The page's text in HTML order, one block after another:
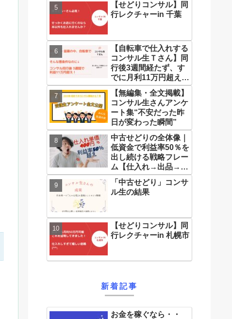
【せどりコンサル】同
行レクチャーin 千葉
【自転車で仕入れする
コンサル生Ｔさん】同
行後3週間経たず、す
でに月利11万円超えで
す♪
【無編集・全文掲載】
コンサル生さんアンケ
ート集“不安だった昨
日が変わった瞬間”
中古せどりの全体像｜
低資金で利益率50％を
出し続ける戦略フレー
ム【仕入れ→出品→販
売】
「中古せどり」コンサ
ル生の結果
【せどりコンサル】同
行レクチャーin 札幌市
新着記事
お金を稼ぐなら・・